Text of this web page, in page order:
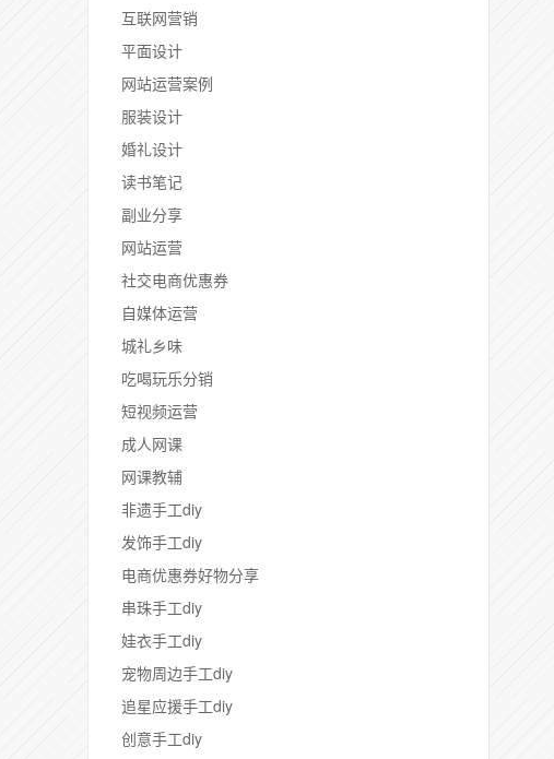
互联网营销
平面设计
网站运营案例
服装设计
婚礼设计
读书笔记
副业分享
网站运营
社交电商优惠券
自媒体运营
城礼乡味
吃喝玩乐分销
短视频运营
成人网课
网课教辅
非遗手工diy
发饰手工diy
电商优惠券好物分享
串珠手工diy
娃衣手工diy
宠物周边手工diy
追星应援手工diy
创意手工diy